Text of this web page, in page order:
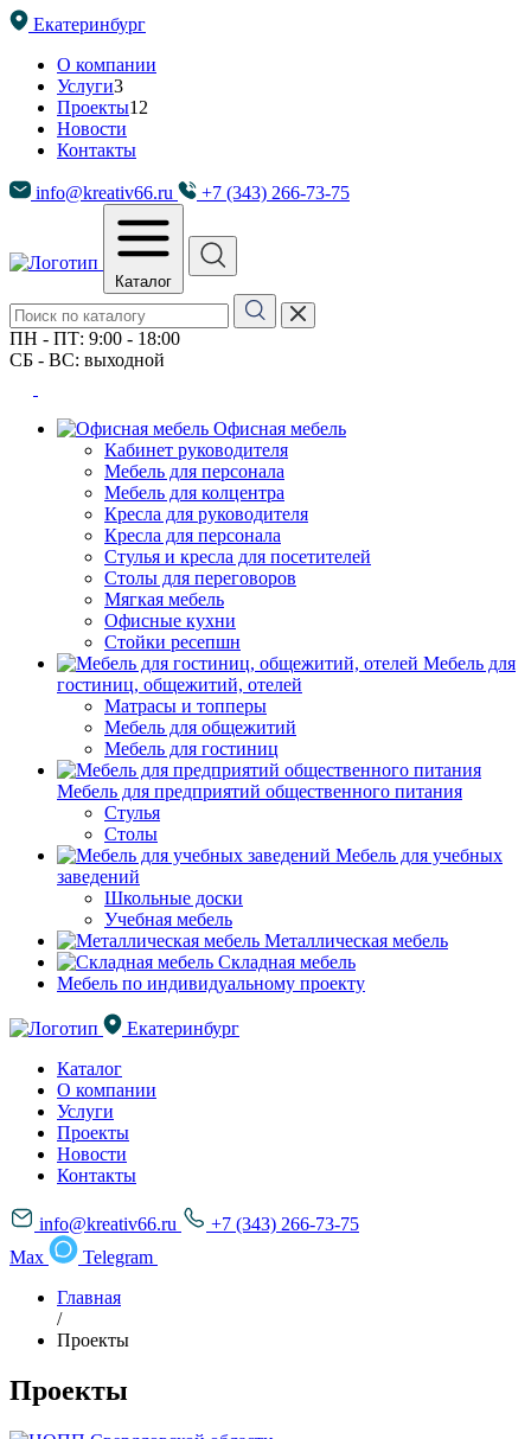
Екатеринбург
О компании
Услуги3
Проекты12
Новости
Контакты
info@kreativ66.ru +7 (343) 266-73-75
Каталог
ПН - ПТ: 9:00 - 18:00
СБ - ВС: выходной
Офисная мебель
Кабинет руководителя
Мебель для персонала
Мебель для колцентра
Кресла для руководителя
Кресла для персонала
Стулья и кресла для посетителей
Столы для переговоров
Мягкая мебель
Офисные кухни
Стойки ресепшн
Мебель для
гостиниц, общежитий, отелей
Матрасы и топперы
Мебель для общежитий
Мебель для гостиниц
Мебель для предприятий общественного питания
Стулья
Столы
Мебель для учебных
заведений
Школьные доски
Учебная мебель
Металлическая мебель
Складная мебель
Мебель по индивидуальному проекту
Екатеринбург
Каталог
О компании
Услуги
Проекты
Новости
Контакты
info@kreativ66.ru
+7 (343) 266-73-75
Max
Telegram
Главная
/
Проекты
Проекты